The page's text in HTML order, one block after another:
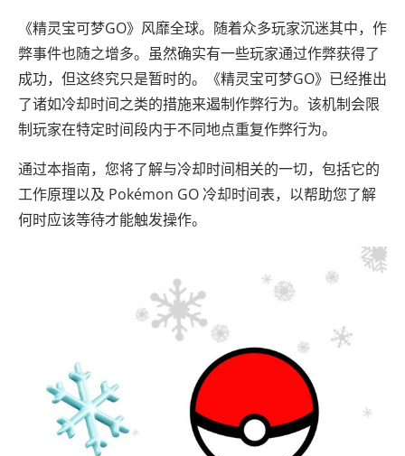
《精灵宝可梦GO》风靡全球。随着众多玩家沉迷其中，作
弊事件也随之增多。虽然确实有一些玩家通过作弊获得了
成功，但这终究只是暂时的。《精灵宝可梦GO》已经推出
了诸如冷却时间之类的措施来遏制作弊行为。该机制会限
制玩家在特定时间段内于不同地点重复作弊行为。
通过本指南，您将了解与冷却时间相关的一切，包括它的
工作原理以及 Pokémon GO 冷却时间表，以帮助您了解
何时应该等待才能触发操作。